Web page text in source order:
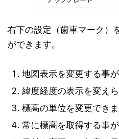
右下の設定（歯車マーク）
ができます。
地図表示を変更する事が
緯度経度の表示を変えら
標高の単位を変更できま
常に標高を取得する事が